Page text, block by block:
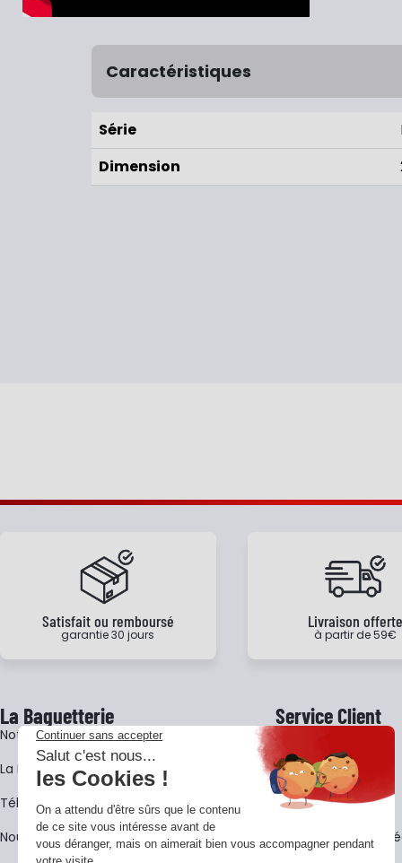
Caractéristiques
Série
Dimension
Satisfait ou remboursé
garantie 30 jours
Livraison
à partir de 59€
La Baguetterie
Notre histoire
La BagShow
​Télécharger le catalogue
Nous contacter
Service Client
Garantie 3 ans
CGV
FAQ - Questions